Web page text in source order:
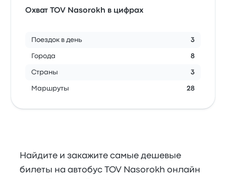
Охват TOV Nasorokh в цифрах
Поездок в день 3
Города 8
Страны 3
Маршруты 28
Найдите и закажите самые дешевые
билеты на автобус TOV Nasorokh онлайн